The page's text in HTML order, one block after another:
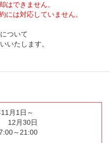
はできません。
は対応していません。
ついて
いたします。
月1日～
30日
～21:00